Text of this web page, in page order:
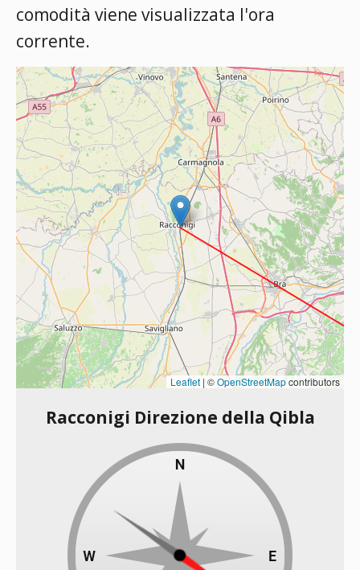
comodità viene visualizzata l'ora
corrente.
Leaflet | ©OpenStreetMapcontributors
Racconigi Direzione della Qibla